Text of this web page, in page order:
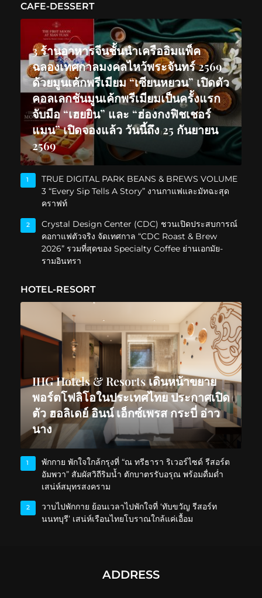
CAFE-DESSERT
3 ร้านอาหารจีนชั้นนำเครืออิมแพ็ค
ฉลองเทศกาลมงคลไหว้พระจันทร์ 2569
ด้วยมูนเค้กพรีเมียม “เซียนหยวน” เปิดตัว
คอลเลกชันมูนเค้กพรีเมียมเป็นครั้งแรก
จับมือ “เฮยยิน” และ “ฮ่องกงฟิชเชอร์
แมน” เปิดจองแล้ว วันนี้ถึง 25 กันยายน
2569
1
TRUE DIGITAL PARK BEANS & BREWS VOLUME
3 “Every Sip Tells A Story” งานกาแฟและมัทฉะสุด
คราฟท์
2
Crystal Design Center (CDC) ชวนเปิดประสบการณ์
คอกาแฟตัวจริง จัดเทศกาล “CDC Roast & Brew
2026” รวมที่สุดของ Specialty Coffee ย่านเอกมัย-
รามอินทรา
HOTEL-RESORT
IHG Hotels & Resorts เดินหน้าขยาย
พอร์ตโฟลิโอในประเทศไทย ประกาศเปิด
ตัว ฮอลิเดย์ อินน์ เอ็กซ์เพรส กระบี่ อ่าว
นาง
1
พักกาย พักใจใกล้กรุงที่ “ณ ทรีธารา ริเวอร์ไซด์ รีสอร์ต
อัมพวา” สัมผัสวิถีริมน้ำ ตักบาตรรับอรุณ พร้อมดื่มด่ำ
เสน่ห์สมุทรสงคราม
2
วาบไปพักกาย ย้อนเวลาไปพักใจที่ ‘ทับขวัญ รีสอร์ท
นนทบุรี’ เสน่ห์เรือนไทยโบราณใกล้แค่เอื้อม
ADDRESS